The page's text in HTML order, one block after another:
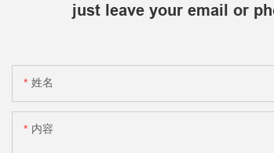
just leave your email or
姓名
内容